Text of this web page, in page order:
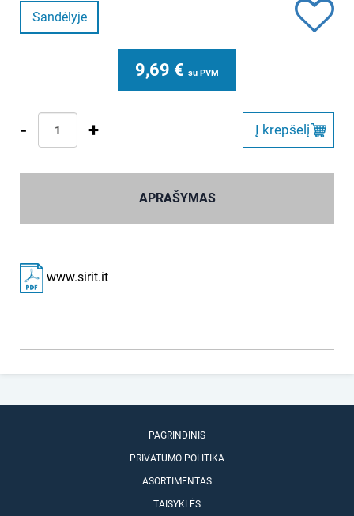
Sandėlyje
9,69 € su PVM
- + Į krepšelį
APRAŠYMAS
www.sirit.it
PAGRINDINIS
PRIVATUMO POLITIKA
ASORTIMENTAS
TAISYKLĖS